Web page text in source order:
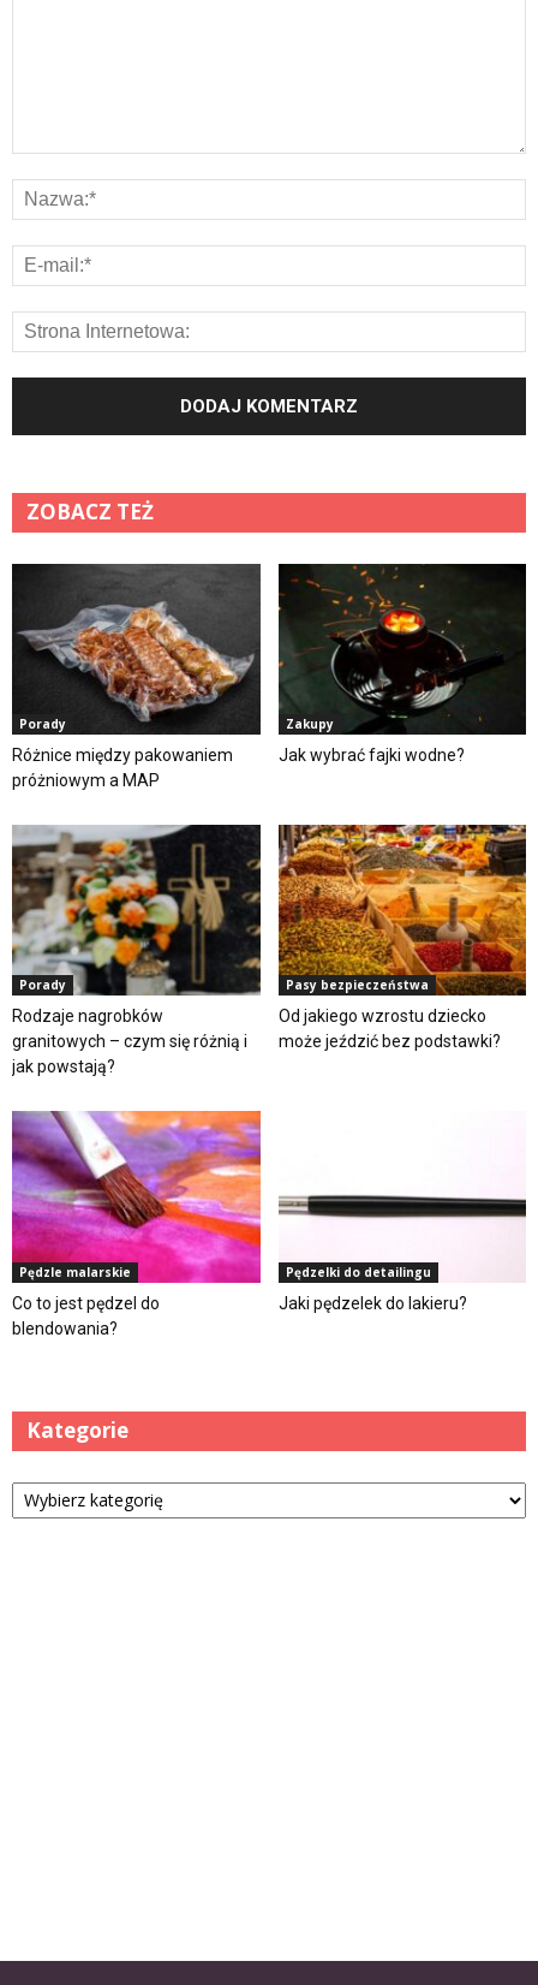
ZOBACZ TEŻ
Porady
Różnice między pakowaniem
próżniowym a MAP
Zakupy
Jak wybrać fajki wodne?
Porady
Rodzaje nagrobków
granitowych – czym się różnią i
jak powstają?
Pasy bezpieczeństwa
Od jakiego wzrostu dziecko
może jeździć bez podstawki?
Pędzle malarskie
Co to jest pędzel do
blendowania?
Pędzelki do detailingu
Jaki pędzelek do lakieru?
Kategorie
Kategorie